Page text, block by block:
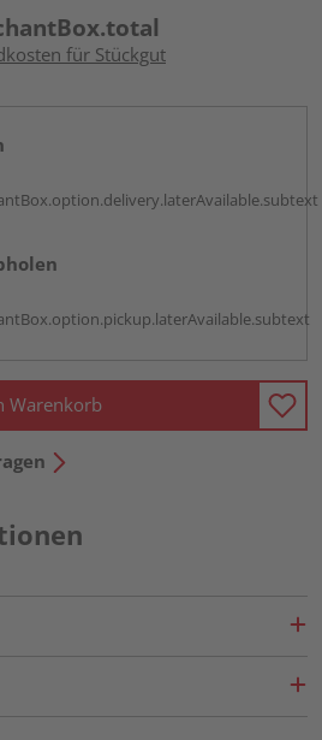
für Stückgut
Warenkorb